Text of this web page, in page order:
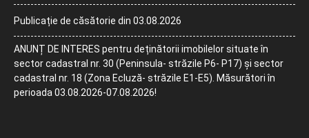
Publicație de căsătorie din 03.08.2026
ANUNȚ DE INTERES pentru deținătorii imobilelor situate în
sector cadastral nr. 30 (Peninsula- străzile P6- P17) și sector
cadastral nr. 18 (Zona Ecluză- străzile E1-E5). Măsurători în
perioada 03.08.2026-07.08.2026!